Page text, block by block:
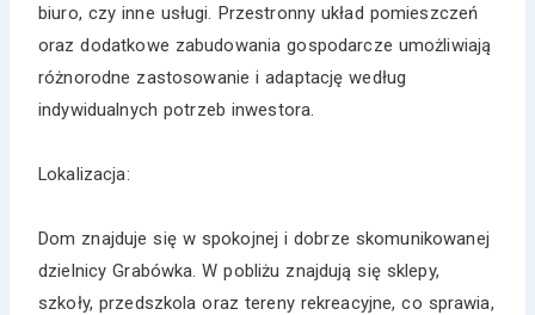
biuro, czy inne usługi. Przestronny układ pomieszczeń
oraz dodatkowe zabudowania gospodarcze umożliwiają
różnorodne zastosowanie i adaptację według
indywidualnych potrzeb inwestora.
Lokalizacja:
Dom znajduje się w spokojnej i dobrze skomunikowanej
dzielnicy Grabówka. W pobliżu znajdują się sklepy,
szkoły, przedszkola oraz tereny rekreacyjne, co sprawia,